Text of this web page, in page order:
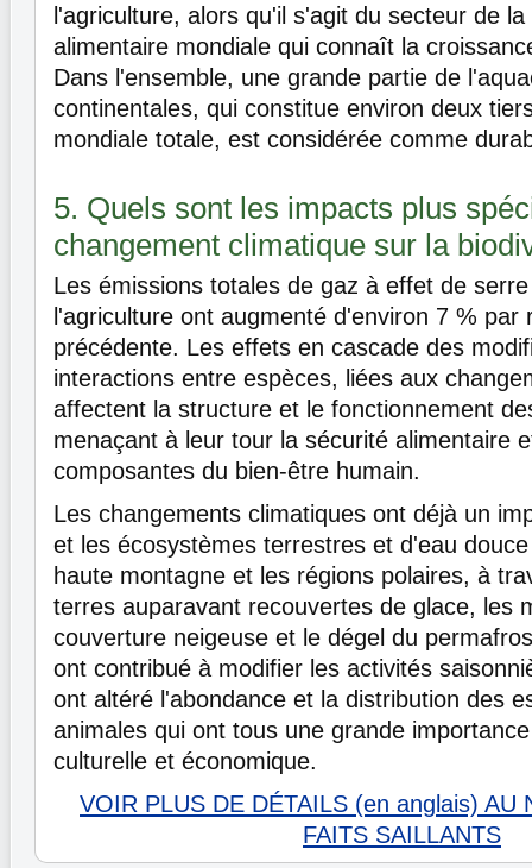
l'agriculture, alors qu'il s'agit du secteur de
alimentaire mondiale qui connaît la
Dans l'ensemble, une grande partie de
continentales, qui constitue environ deux
mondiale totale, est considérée comme
5. Quels sont les impacts plus
changement climatique sur la
Les émissions totales de gaz à effet de
l'agriculture ont augmenté d'environ 7 % par
précédente. Les effets en cascade des
interactions entre espèces, liées aux
affectent la structure et le fonctionnement
menaçant à leur tour la sécurité alimentaire
composantes du bien-être humain.
Les changements climatiques ont déjà un
et les écosystèmes terrestres et d'eau
haute montagne et les régions polaires, à
terres auparavant recouvertes de glace, les
couverture neigeuse et le dégel du
ont contribué à modifier les activités
ont altéré l'abondance et la distribution des
animales qui ont tous une grande
culturelle et économique.
VOIR PLUS DE DÉTAILS (en anglais) AU
FAITS SAILLANTS